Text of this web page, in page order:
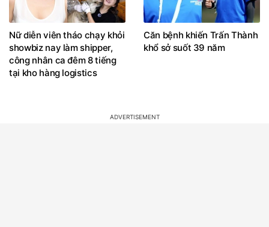
Nữ diễn viên tháo chạy khỏi
showbiz nay làm shipper,
công nhân ca đêm 8 tiếng
tại kho hàng logistics
Căn bệnh khiến Trấn Thành
khổ sở suốt 39 năm